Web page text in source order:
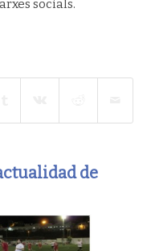
socials.
de